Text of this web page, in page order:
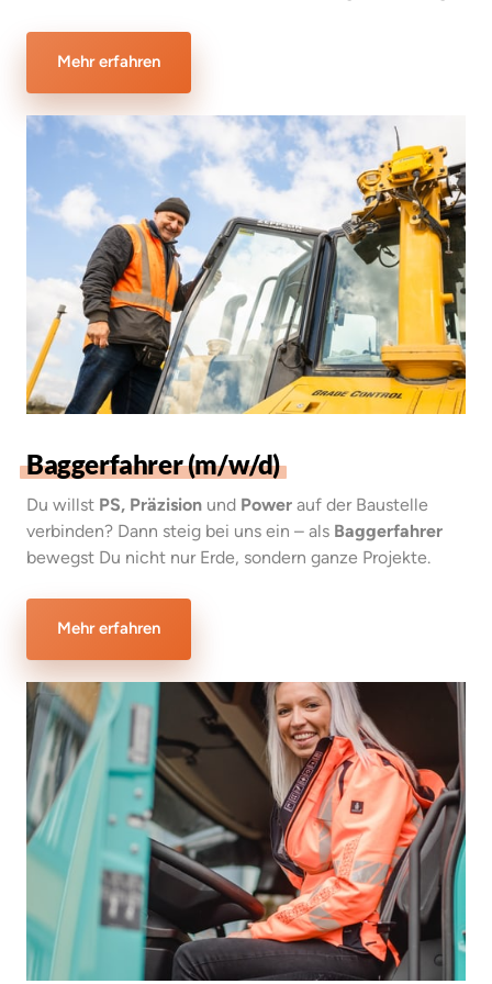
Mehr erfahren
Baggerfahrer (m/w/d)
Du willst PS, Präzision und Power auf der Baustelle
verbinden? Dann steig bei uns ein – als Baggerfahrer
bewegst Du nicht nur Erde, sondern ganze Projekte.
Mehr erfahren